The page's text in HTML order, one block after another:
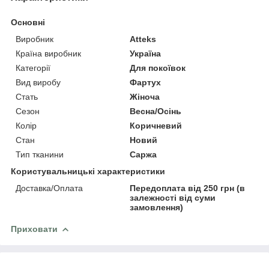
Основні
Виробник
Atteks
Країна виробник
Україна
Категорії
Для покоївок
Вид виробу
Фартух
Стать
Жіноча
Сезон
Весна/Осінь
Колір
Коричневий
Стан
Новий
Тип тканини
Саржа
Користувальницькі характеристики
Доставка/Оплата
Передоплата від 250 грн (в
залежності від суми
замовлення)
Приховати